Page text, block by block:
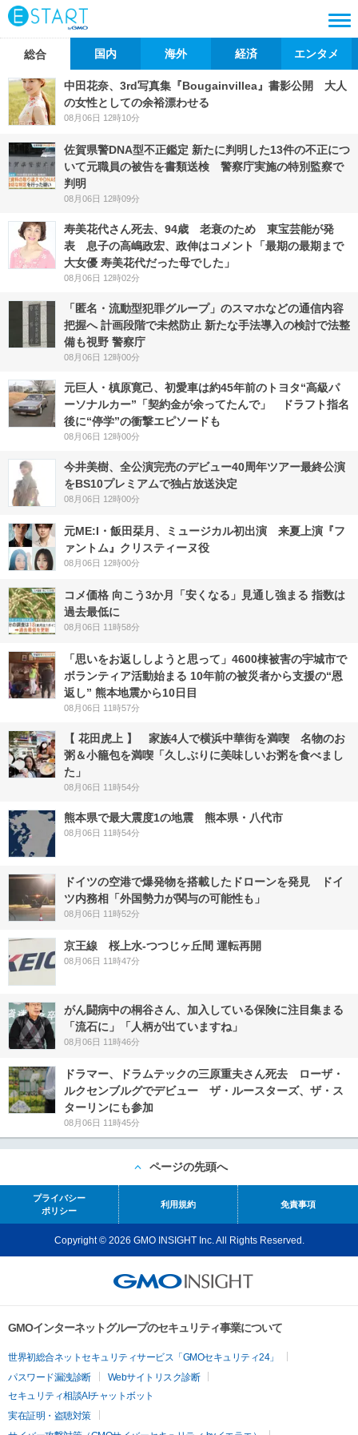
総合 国内 海外 経済 エンタメ
中田花奈、3rd写真集『Bougainvillea』書影公開 大人
の女性としての余裕漂わせる
08月06日 12時10分
佐賀県警DNA型不正鑑定 新たに判明した13件の不正につ
いて元職員の被告を書類送検 警察庁実施の特別監察で
判明
08月06日 12時09分
寿美花代さん死去、94歳 老衰のため 東宝芸能が発
表 息子の高嶋政宏、政伸はコメント「最期の最期まで
大女優 寿美花代だった母でした」
08月06日 12時02分
「匿名・流動型犯罪グループ」のスマホなどの通信内容
把握へ 計画段階で未然防止 新たな手法導入の検討で法整
備も視野 警察庁
08月06日 12時00分
元巨人・槙原寛己、初愛車は約45年前のトヨタ“高級パ
ーソナルカー”「契約金が余ってたんで」 ドラフト指名
後に“停学”の衝撃エピソードも
08月06日 12時00分
今井美樹、全公演完売のデビュー40周年ツアー最終公演
をBS10プレミアムで独占放送決定
08月06日 12時00分
元ME:I・飯田栞月、ミュージカル初出演 来夏上演『フ
ァントム』クリスティーヌ役
08月06日 12時00分
コメ価格 向こう3か月「安くなる」見通し強まる 指数は
過去最低に
08月06日 11時58分
「思いをお返ししようと思って」4600棟被害の宇城市で
ボランティア活動始まる 10年前の被災者から支援の“恩
返し” 熊本地震から10日目
08月06日 11時57分
【 花田虎上 】 家族4人で横浜中華街を満喫 名物のお
粥＆小籠包を満喫「久しぶりに美味しいお粥を食べまし
た」
08月06日 11時54分
熊本県で最大震度1の地震 熊本県・八代市
08月06日 11時54分
ドイツの空港で爆発物を搭載したドローンを発見 ドイ
ツ内務相「外国勢力が関与の可能性も」
08月06日 11時52分
京王線 桜上水-つつじヶ丘間 運転再開
08月06日 11時47分
がん闘病中の桐谷さん、加入している保険に注目集まる
「流石に」「人柄が出ていますね」
08月06日 11時46分
ドラマー、ドラムテックの三原重夫さん死去 ローザ・
ルクセンブルグでデビュー ザ・ルースターズ、ザ・ス
ターリンにも参加
08月06日 11時45分
ページの先頭へ
プライバシー
ポリシー
利用規約 免責事項
Copyright © 2026 GMO INSIGHT Inc. All Rights Reserved.
GMOインターネットグループのセキュリティ事業について
世界初総合ネットセキュリティサービス「GMOセキュリティ24」
パスワード漏洩診断
Webサイトリスク診断
セキュリティ相談AIチャットボット
実在証明・盗聴対策